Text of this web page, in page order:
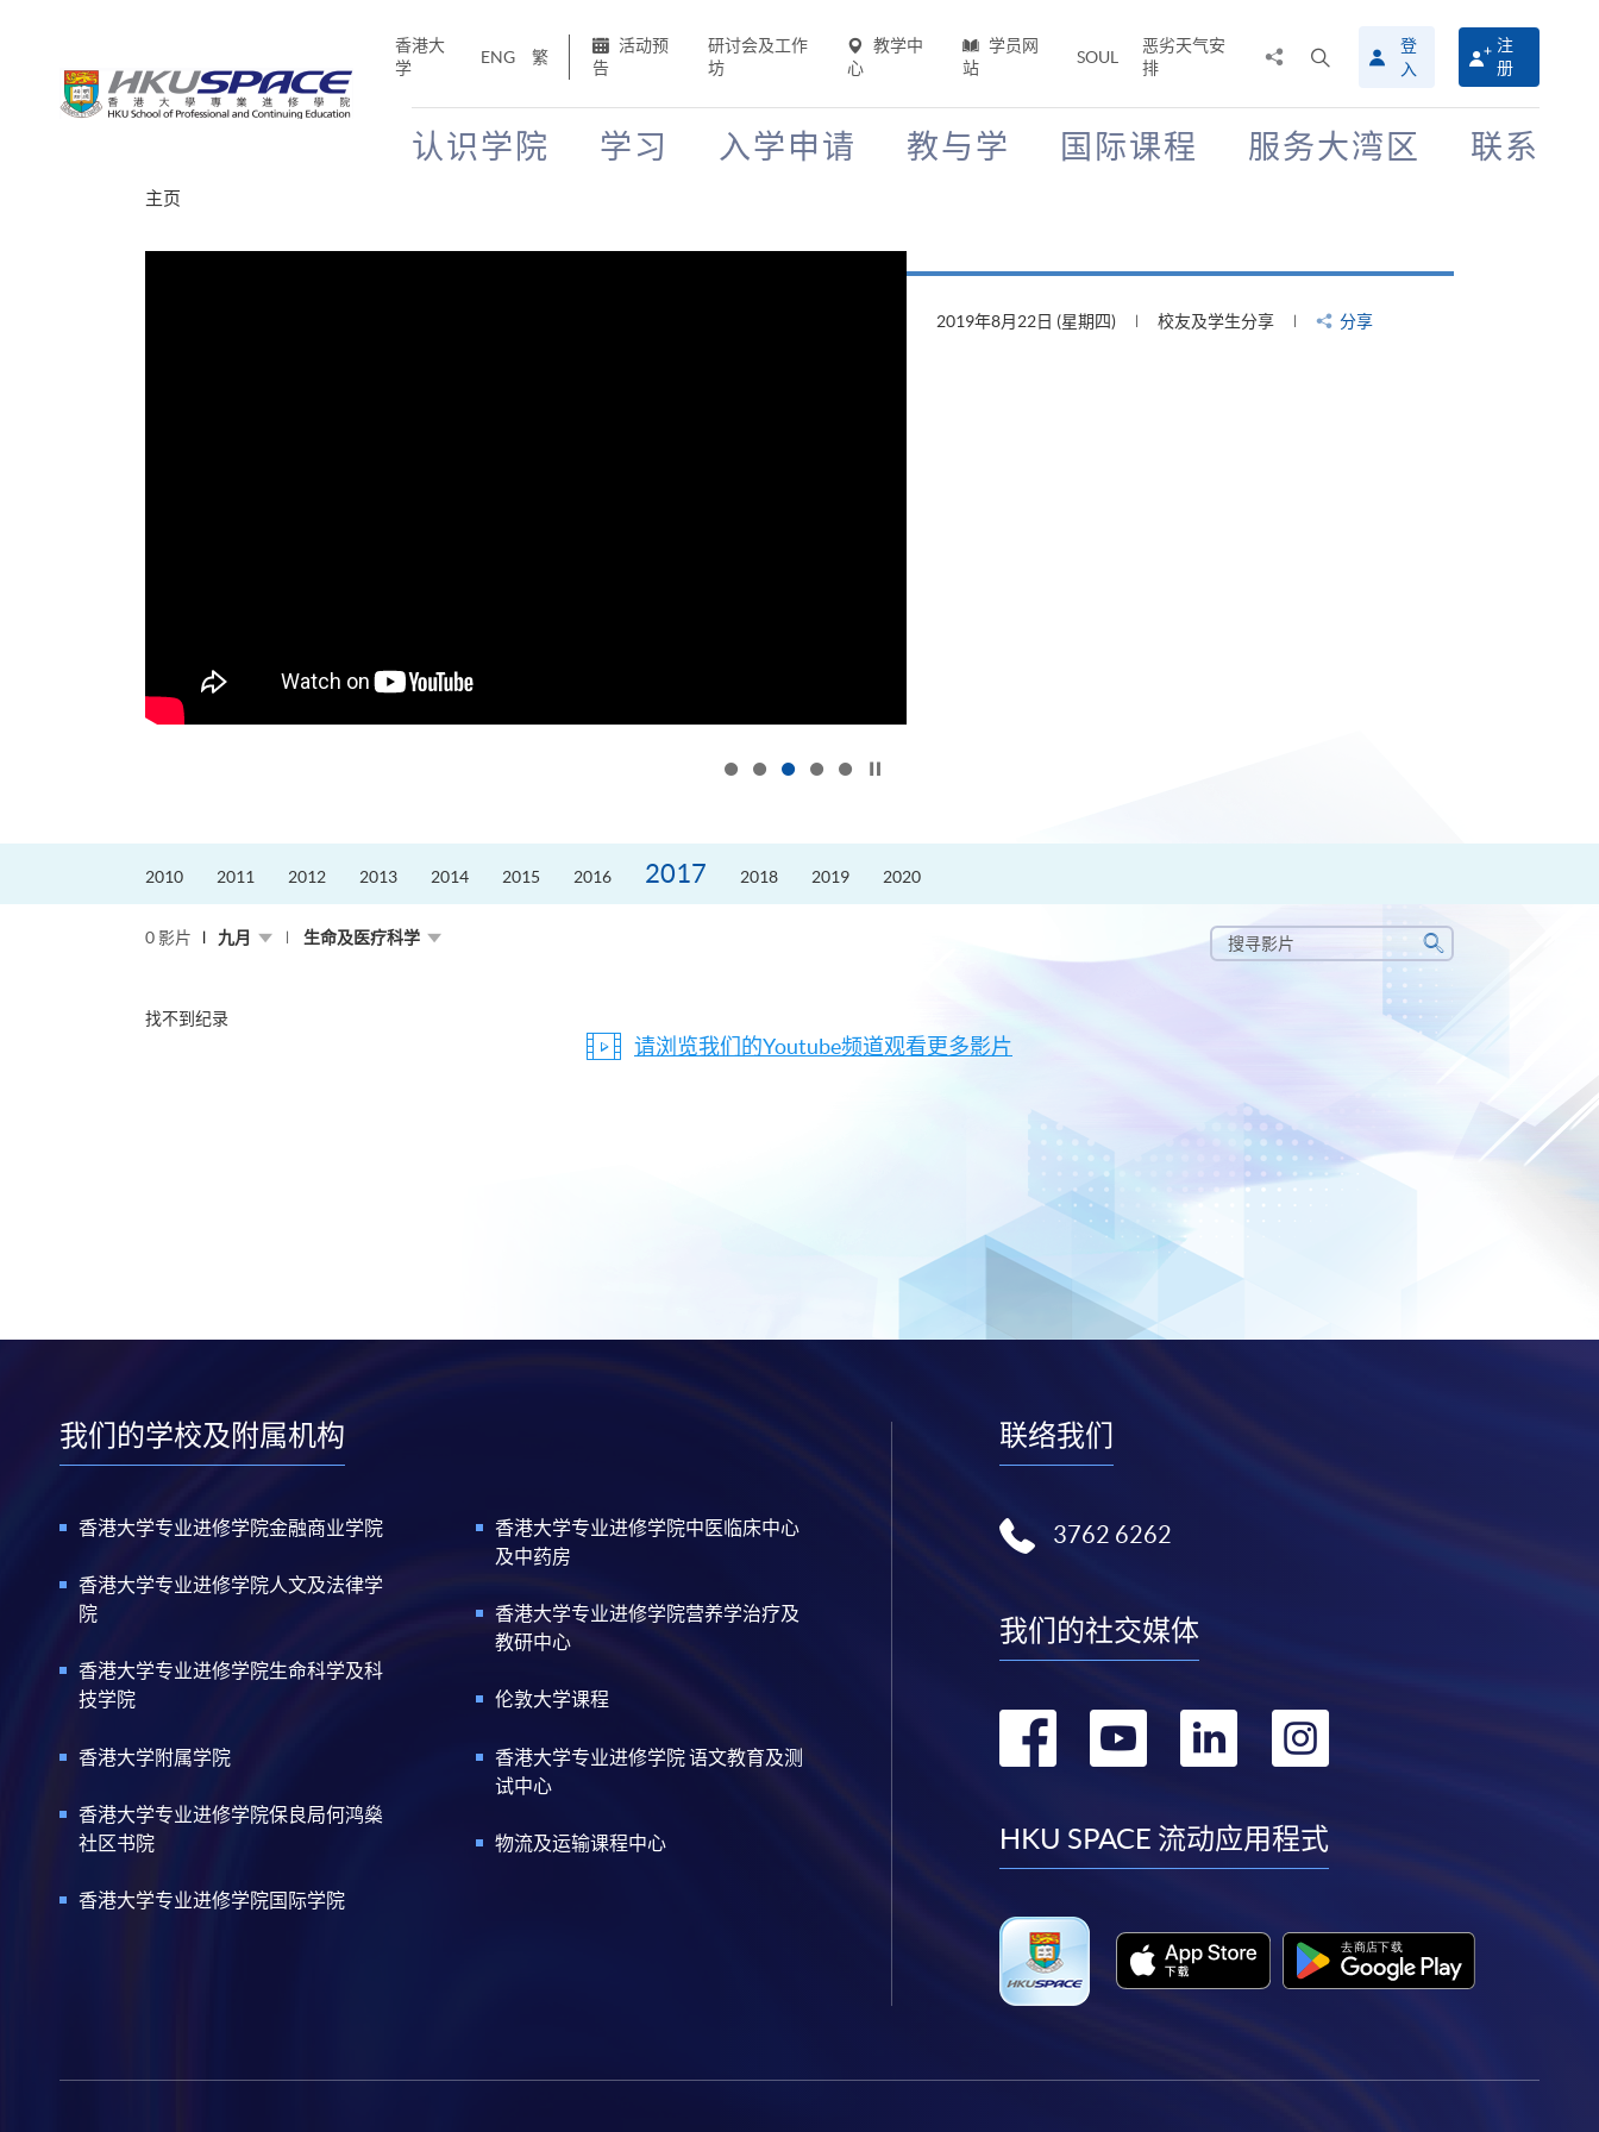
香港大
学
ENG 繁
活动预
告
研讨会及工作
坊
教学中
心
学员网
站
SOUL
恶劣天气安
排
搜
寻
介
登
入
注
册
认识学院 学习 入学申请 教与学 国际课程 服务大湾区 联系
主页
2019年8月22日 (星期四) 校友及学生分享 分享
2010 2011 2012 2013 2014 2015 2016 2017 2018 2019 2020
0 影片 九月 生命及医疗科学
搜
寻
搜
寻
找不到纪录
请浏览我们的Youtube频道观看更多影片
我们的学校及附属机构
香港大学专业进修学院金融商业学院
香港大学专业进修学院人文及法律学
院
香港大学专业进修学院生命科学及科
技学院
香港大学附属学院
香港大学专业进修学院保良局何鸿燊
社区书院
香港大学专业进修学院国际学院
香港大学专业进修学院中医临床中心
及中药房
香港大学专业进修学院营养学治疗及
教研中心
伦敦大学课程
香港大学专业进修学院 语文教育及测
试中心
物流及运输课程中心
联络我们
3762 6262
我们的社交媒体
转
facebook
转
youtube
转
linkedin
转
instagram
HKU SPACE 流动应用程式